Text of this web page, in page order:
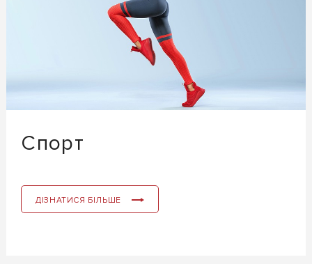
Спорт
ДІЗНАТИСЯ БІЛЬШЕ